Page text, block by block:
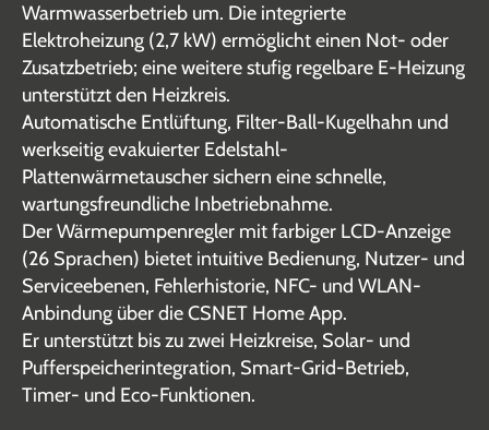
Warmwasserbetrieb um. Die integrierte
Elektroheizung (2,7 kW) ermöglicht einen Not- oder
Zusatzbetrieb; eine weitere stufig regelbare E-Heizung
unterstützt den Heizkreis.
Automatische Entlüftung, Filter-Ball-Kugelhahn und
werkseitig evakuierter Edelstahl-
Plattenwärmetauscher sichern eine schnelle,
wartungsfreundliche Inbetriebnahme.
Der Wärmepumpenregler mit farbiger LCD-Anzeige
(26 Sprachen) bietet intuitive Bedienung, Nutzer- und
Serviceebenen, Fehlerhistorie, NFC- und WLAN-
Anbindung über die CSNET Home App.
Er unterstützt bis zu zwei Heizkreise, Solar- und
Pufferspeicherintegration, Smart-Grid-Betrieb,
Timer- und Eco-Funktionen.